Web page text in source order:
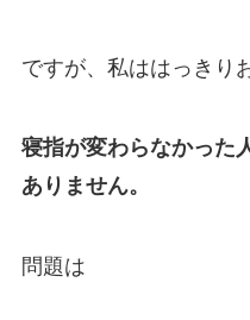
ですが、私ははっきり
寝指が変わらなかった
ありません。
問題は